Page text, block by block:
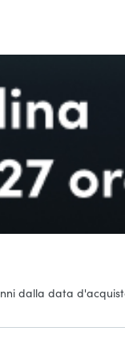
dalla data